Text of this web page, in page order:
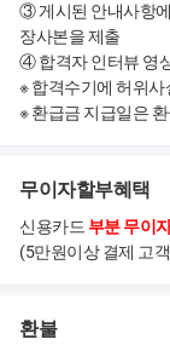
③ 게시된 안내사항
장사본을 제출
④ 합격자 인터뷰 영
※ 합격수기에 허위사
※ 환급금 지급일은
무이자할부혜택
신용카드 부분 무이
(5만원이상 결제 고
환불